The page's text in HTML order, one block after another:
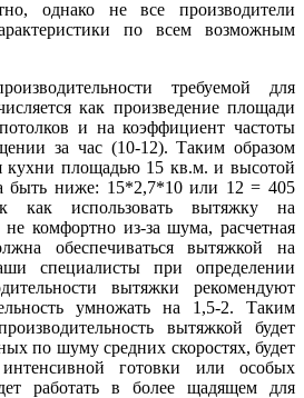
однако не все производители
по всем возможным
требуемой для
как произведение площади
и на коэффициент частоты
за час (10-12). Таким образом
кухни площадью 15 кв.м. и высотой
быть ниже: 15*2,7*10 или 12 = 405
использовать вытяжку на
не комфортно из-за шума, расчетная
обеспечиваться вытяжкой на
специалисты при определении
вытяжки рекомендуют
умножать на 1,5-2. Таким
вытяжкой будет
по шуму средних скоростях, будет
готовки или особых
работать в более щадящем для